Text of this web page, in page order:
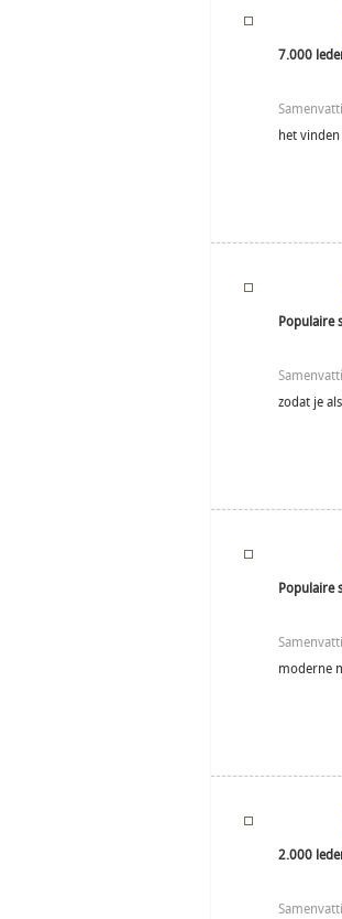
7.000
het
Populaire
zodat je
Populaire
moderne
2.000